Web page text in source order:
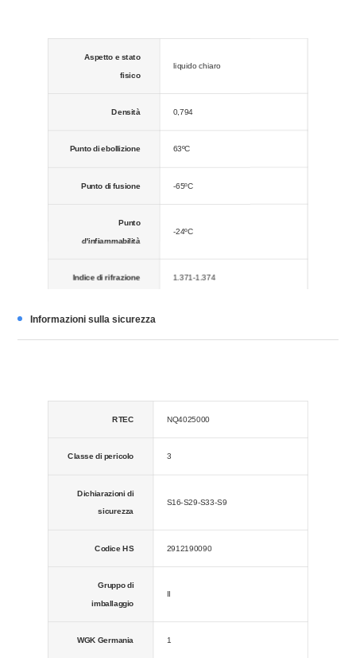
Aspetto e stato
fisico
liquido chiaro
Densità 0,794
Punto di ebollizione 63ºC
Punto di fusione -65ºC
Punto
d'infiammabilità
-24ºC
Indice di rifrazione 1.371-1.374
Solubilità
acidi forti, agenti riducenti forti.
Condizioni di
Densità del vapore
Pressione del
Informazioni sulla sicurezza
RTEC NQ4025000
Classe di pericolo 3
Dichiarazioni di
sicurezza
S16-S29-S33-S9
Codice HS 2912190090
Gruppo di
imballaggio
WGK Germania 1